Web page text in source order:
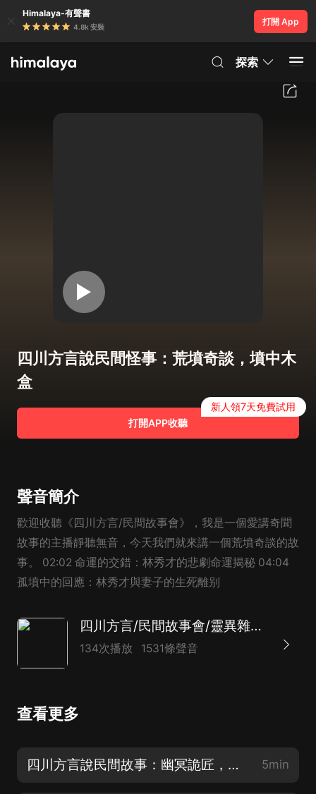
Himalaya-有聲書
4.8k 安裝
打開 App
探索
四川方言說民間怪事：荒墳奇談，墳中木
盒
打開APP收聽
新人領7天免費試用
聲音簡介
歡迎收聽《四川方言/民間故事會》，我是一個愛講奇聞
故事的主播靜聽無音，今天我們就來講一個荒墳奇談的故
事。 02:02 命運的交錯：林秀才的悲劇命運揭秘 04:04
孤墳中的回應：林秀才與妻子的生死離别
四川方言/民間故事會/靈異雜談/每天一個奇聞故事
134次播放 1531條聲音
查看更多
四川方言說民間故事：幽冥詭匠，七釘鎮魂釘 5min